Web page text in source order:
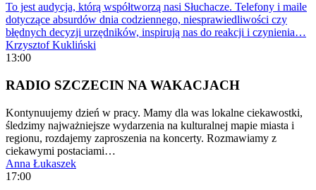
To jest audycja, którą współtworzą nasi Słuchacze. Telefony i maile
dotyczące absurdów dnia codziennego, niesprawiedliwości czy
błędnych decyzji urzędników, inspirują nas do reakcji i czynienia…
Krzysztof Kukliński
13:00
RADIO SZCZECIN NA WAKACJACH
Kontynuujemy dzień w pracy. Mamy dla was lokalne ciekawostki,
śledzimy najważniejsze wydarzenia na kulturalnej mapie miasta i
regionu, rozdajemy zaproszenia na koncerty. Rozmawiamy z
ciekawymi postaciami…
Anna Łukaszek
17:00